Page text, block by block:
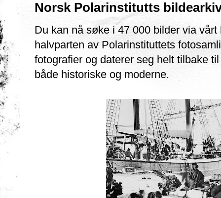
Norsk Polarinstitutts
Du kan nå søke i 47 000 bilder via
halvparten av Polarinstituttets
fotografier og daterer seg helt tilbake
både historiske og moderne.